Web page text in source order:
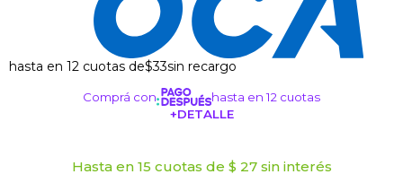
hasta en 12 cuotas de$33sin recargo
Comprá con
hasta en 12 cuotas
+DETALLE
Hasta en 15 cuotas de $ 27 sin interés